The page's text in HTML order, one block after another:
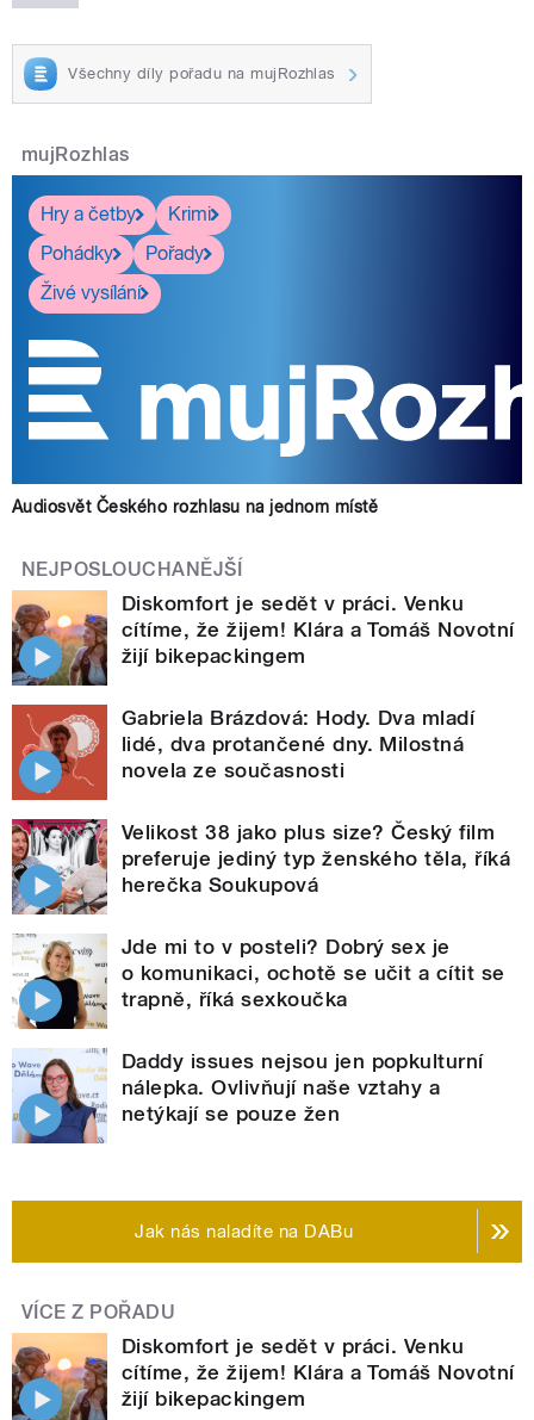
Všechny díly pořadu na mujRozhlas
mujRozhlas
Hry a četby
Krimi
Pohádky
Pořady
Živé vysílání
Audiosvět Českého rozhlasu na jednom místě
NEJPOSLOUCHANĚJŠÍ
Diskomfort je sedět v práci. Venku
cítíme, že žijem! Klára a Tomáš Novotní
žijí bikepackingem
Gabriela Brázdová: Hody. Dva mladí
lidé, dva protančené dny. Milostná
novela ze současnosti
Velikost 38 jako plus size? Český film
preferuje jediný typ ženského těla, říká
herečka Soukupová
Jde mi to v posteli? Dobrý sex je
o komunikaci, ochotě se učit a cítit se
trapně, říká sexkoučka
Daddy issues nejsou jen popkulturní
nálepka. Ovlivňují naše vztahy a
netýkají se pouze žen
Jak nás naladíte na DABu
VÍCE Z POŘADU
Diskomfort je sedět v práci. Venku
cítíme, že žijem! Klára a Tomáš Novotní
žijí bikepackingem